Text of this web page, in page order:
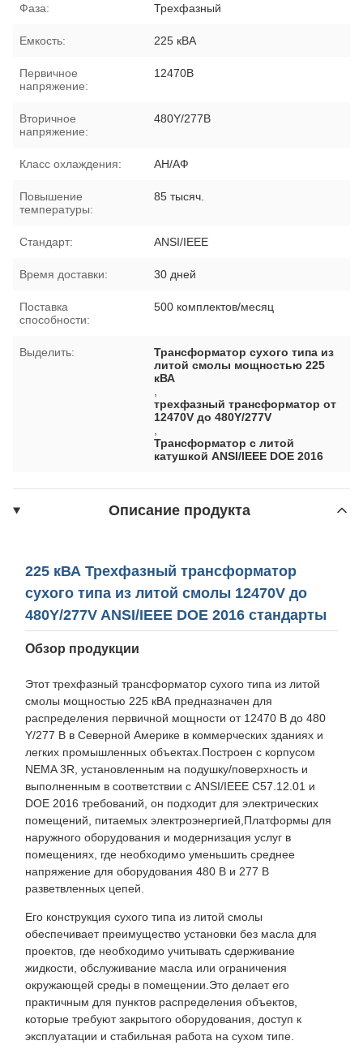
Фаза: Трехфазный
Емкость: 225 кВА
Первичное
напряжение:
12470В
Вторичное
напряжение:
480Y/277В
Класс охлаждения: АН/АФ
Повышение
температуры:
85 тысяч.
Стандарт: ANSI/IEEE
Время доставки: 30 дней
Поставка
способности:
500 комплектов/месяц
Выделить:
Трансформатор сухого типа из
литой смолы мощностью 225
кВА
трехфазный трансформатор от
12470V до 480Y/277V
Трансформатор с литой
катушкой ANSI/IEEE DOE 2016
Описание продукта
225 кВА Трехфазный трансформатор
сухого типа из литой смолы 12470V до
480Y/277V ANSI/IEEE DOE 2016 стандарты
Обзор продукции
Этот трехфазный трансформатор сухого типа из литой
смолы мощностью 225 кВА предназначен для
распределения первичной мощности от 12470 В до 480
Y/277 В в Северной Америке в коммерческих зданиях и
легких промышленных объектах.Построен с корпусом
NEMA 3R, установленным на подушку/поверхность и
выполненным в соответствии с ANSI/IEEE C57.12.01 и
DOE 2016 требований, он подходит для электрических
помещений, питаемых электроэнергией,Платформы для
наружного оборудования и модернизация услуг в
помещениях, где необходимо уменьшить среднее
напряжение для оборудования 480 В и 277 В
разветвленных цепей.
Его конструкция сухого типа из литой смолы
обеспечивает преимущество установки без масла для
проектов, где необходимо учитывать сдерживание
жидкости, обслуживание масла или ограничения
окружающей среды в помещении.Это делает его
практичным для пунктов распределения объектов,
которые требуют закрытого оборудования, доступ к
эксплуатации и стабильная работа на сухом типе.